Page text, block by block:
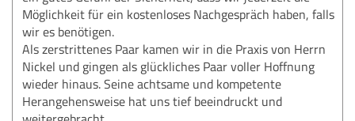
Möglichkeit für ein kostenloses Nachgespräch haben, falls
wir es benötigen.
Als zerstrittenes Paar kamen wir in die Praxis von Herrn
Nickel und gingen als glückliches Paar voller Hoffnung
wieder hinaus. Seine achtsame und kompetente
Herangehensweise hat uns tief beeindruckt und